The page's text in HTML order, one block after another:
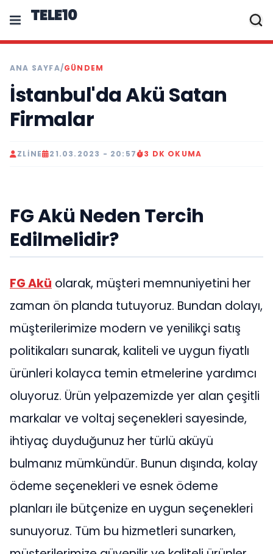
TELE10
ANA SAYFA/GÜNDEM
İstanbul'da Akü Satan
Firmalar
ZLINE 21.03.2023 - 20:57 3 DK OKUMA
FG Akü Neden Tercih
Edilmelidir?
FG Akü olarak, müşteri memnuniyetini her
zaman ön planda tutuyoruz. Bundan dolayı,
müşterilerimize modern ve yenilikçi satış
politikaları sunarak, kaliteli ve uygun fiyatlı
ürünleri kolayca temin etmelerine yardımcı
oluyoruz. Ürün yelpazemizde yer alan çeşitli
markalar ve voltaj seçenekleri sayesinde,
ihtiyaç duyduğunuz her türlü aküyü
bulmanız mümkündür. Bunun dışında, kolay
ödeme seçenekleri ve esnek ödeme
planları ile bütçenize en uygun seçenekleri
sunuyoruz. Tüm bu hizmetleri sunarken,